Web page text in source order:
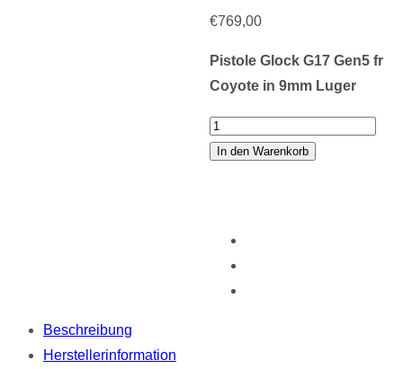
€769,00
Pistole Glock G17 Gen5 fr
Coyote in 9mm Luger
Pistole
Glock
In den Warenkorb
Beschreibung
Herstellerinformation